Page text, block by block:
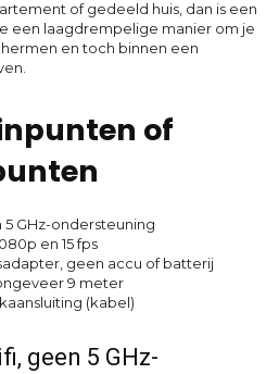
of gedeeld huis, dan is een
een laagdrempelige manier om je
en toch binnen een
of
5 GHz-ondersteuning
en 15 fps
geen accu of batterij
9 meter
(kabel)
geen 5 GHz-